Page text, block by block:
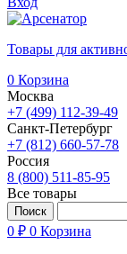
Товары для
0 Корзина
Москва
+7 (499) 112-39-49
Санкт-Петербург
+7 (812) 660-57-78
Россия
8 (800) 511-85-95
Все товары
0 ₽ 0 Корзина